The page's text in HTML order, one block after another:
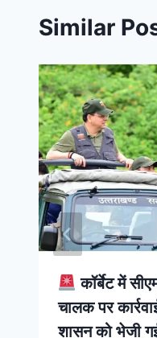
Similar
कॉर्बेट में
चालक पर
शासन को भेजी